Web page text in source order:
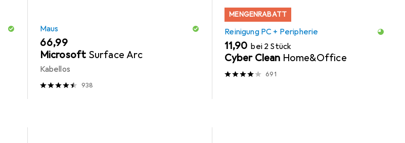
Maus
EUR
66,99
Microsoft Surface Arc
Kabellos
938
MENGENRABATT
Reinigung PC + Peripherie
EUR
11,90 bei 2 Stück
Cyber Clean Home&Office
691